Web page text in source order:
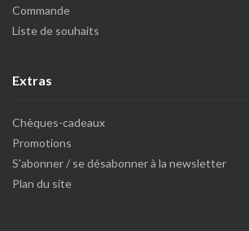
Commande
Liste de souhaits
Extras
Chèques-cadeaux
Promotions
S'abonner / se désabonner à la newsletter
Plan du site